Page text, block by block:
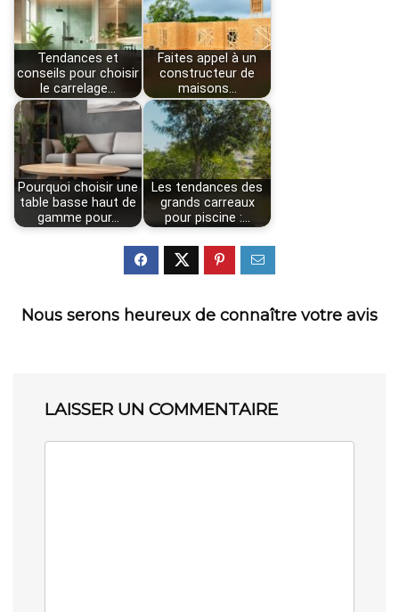
Tendances et
conseils pour choisir
le carrelage…
Faites appel à un
constructeur de
maisons…
Pourquoi choisir une
table basse haut de
gamme pour…
Les tendances des
grands carreaux
pour piscine :…
Nous serons heureux de connaître votre avis
LAISSER UN COMMENTAIRE